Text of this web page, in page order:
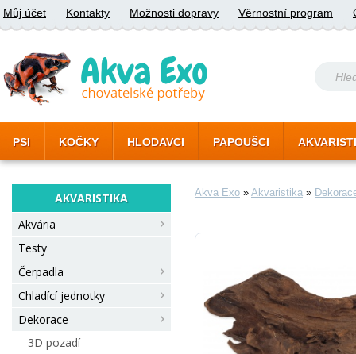
Můj účet Kontakty Možnosti dopravy Věrnostní program
PSI KOČKY HLODAVCI PAPOUŠCI
AKVARISTIKA
Akvária
Testy
Čerpadla
Chladící jednotky
Dekorace
3D pozadí
Akva Exo » Akvaristika »